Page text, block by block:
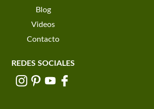
Blog
Videos
Contacto
REDES SOCIALES